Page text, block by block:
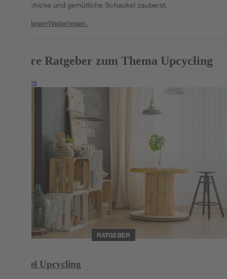
eine schicke und gemütliche Schaukel zauberst.
WeiterlesenWeiterlesen.
Weitere Ratgeber zum Thema Upcycling
Weiterlesen
RATGEBER
Möbel Upcycling